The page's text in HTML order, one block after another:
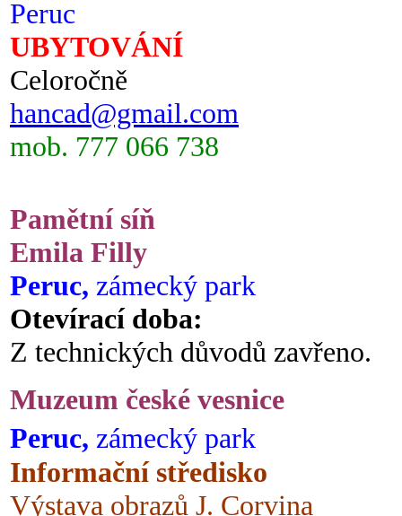
Peruc
UBYTOVÁNÍ
Celoročně
hancad@gmail.com
mob. 777 066 738
Pamětní síň
Emila Filly
Peruc, zámecký park
Otevírací doba:
Z technických důvodů zavřeno.
Muzeum české vesnice
Peruc, zámecký park
Informační středisko
Výstava obrazů J. Corvina